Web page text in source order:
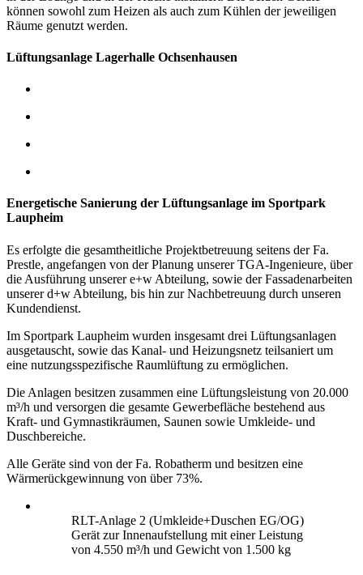
können sowohl zum Heizen als auch zum Kühlen der jeweiligen
Räume genutzt werden.
Lüftungsanlage Lagerhalle Ochsenhausen
Energetische Sanierung der Lüftungsanlage im Sportpark
Laupheim
Es erfolgte die gesamtheitliche Projektbetreuung seitens der Fa.
Prestle, angefangen von der Planung unserer TGA-Ingenieure, über
die Ausführung unserer e+w Abteilung, sowie der Fassadenarbeiten
unserer d+w Abteilung, bis hin zur Nachbetreuung durch unseren
Kundendienst.
Im Sportpark Laupheim wurden insgesamt drei Lüftungsanlagen
ausgetauscht, sowie das Kanal- und Heizungsnetz teilsaniert um
eine nutzungsspezifische Raumlüftung zu ermöglichen.
Die Anlagen besitzen zusammen eine Lüftungsleistung von 20.000
m³/h und versorgen die gesamte Gewerbefläche bestehend aus
Kraft- und Gymnastikräumen, Saunen sowie Umkleide- und
Duschbereiche.
Alle Geräte sind von der Fa. Robatherm und besitzen eine
Wärmerückgewinnung von über 73%.
RLT-Anlage 2 (Umkleide+Duschen EG/OG)
Gerät zur Innenaufstellung mit einer Leistung
von 4.550 m³/h und Gewicht von 1.500 kg